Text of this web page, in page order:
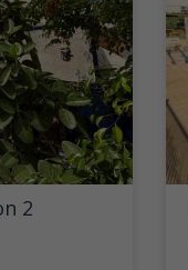
2